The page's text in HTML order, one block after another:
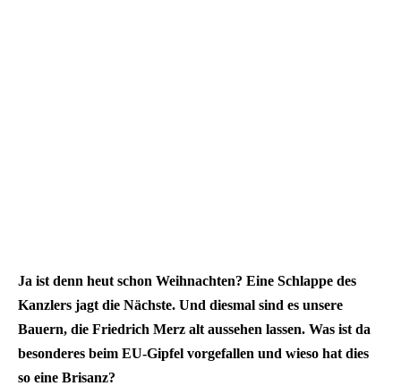
Ja ist denn heut schon Weihnachten? Eine Schlappe des
Kanzlers jagt die Nächste. Und diesmal sind es unsere
Bauern, die Friedrich Merz alt aussehen lassen. Was ist da
besonderes beim EU-Gipfel vorgefallen und wieso hat dies
so eine Brisanz?